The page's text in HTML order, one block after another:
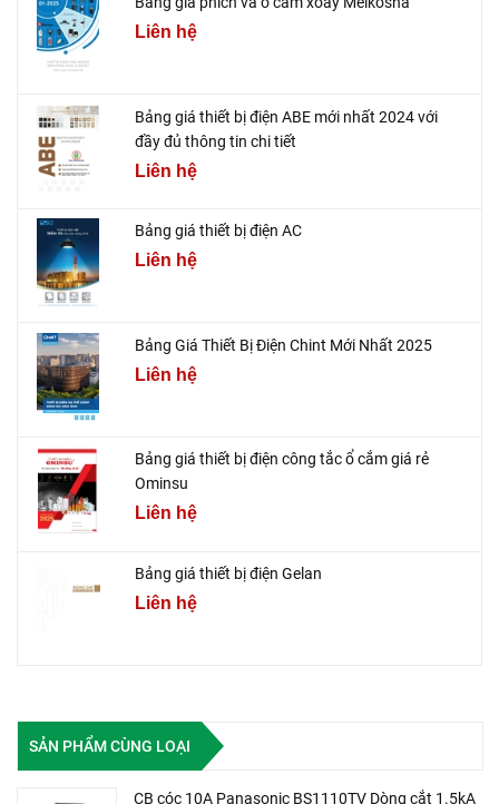
Liên hệ
Bảng giá thiết bị điện ABE mới nhất 2024 với
đầy đủ thông tin chi tiết
Liên hệ
Bảng giá thiết bị điện AC
Liên hệ
Bảng Giá Thiết Bị Điện Chint Mới Nhất 2025
Liên hệ
Bảng giá thiết bị điện công tắc ổ cắm giá rẻ
Ominsu
Liên hệ
Bảng giá thiết bị điện Gelan
Liên hệ
SẢN PHẨM CÙNG LOẠI
CB cóc 10A Panasonic BS1110TV Dòng cắt 1.5kA